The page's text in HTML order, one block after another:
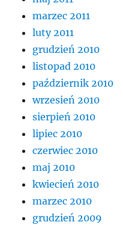
marzec 2011
luty 2011
grudzień 2010
listopad 2010
październik 2010
wrzesień 2010
sierpień 2010
lipiec 2010
czerwiec 2010
maj 2010
kwiecień 2010
marzec 2010
grudzień 2009